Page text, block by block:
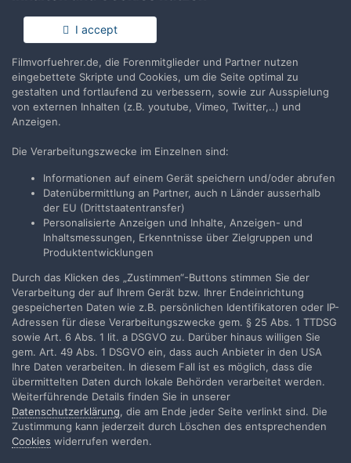
vermachte mir zu meinen Anfangszeiten des Open Air Kinos...
20. Juni 11 Antworten
BAUER B14 - RESTAURATION - NEUAUFBAU
Jensgantwortete aufEremitage's Thema inTechnik
Parallelität der Filmbühne hatte ich ja schon geschrieben, um das
Anschlagschraube des Objektivhalters und die zwei Schrauben...
20. Juni 751 Antworten
Filmvorführer.de via Google durchsuchen:
Sprache
Impressum / Datenschutzerklärung
Nutzungsbedingungen
Realisierung: IN-Solution
Powered by Invision Community
I accept
Filmvorfuehrer.de, die Forenmitglieder und Partner nutzen
eingebettete Skripte und Cookies, um die Seite optimal zu
gestalten und fortlaufend zu verbessern, sowie zur Ausspielung
von externen Inhalten (z.B. youtube, Vimeo, Twitter,..) und
Anzeigen.
Die Verarbeitungszwecke im Einzelnen sind:
Informationen auf einem Gerät speichern und/oder abrufen
Datenübermittlung an Partner, auch n Länder ausserhalb
der EU (Drittstaatentransfer)
Personalisierte Anzeigen und Inhalte, Anzeigen- und
Inhaltsmessungen, Erkenntnisse über Zielgruppen und
Produktentwicklungen
Durch das Klicken des „Zustimmen“-Buttons stimmen Sie der
Verarbeitung der auf Ihrem Gerät bzw. Ihrer Endeinrichtung
gespeicherten Daten wie z.B. persönlichen Identifikatoren oder IP-
Adressen für diese Verarbeitungszwecke gem. § 25 Abs. 1 TTDSG
sowie Art. 6 Abs. 1 lit. a DSGVO zu. Darüber hinaus willigen Sie
gem. Art. 49 Abs. 1 DSGVO ein, dass auch Anbieter in den USA
Ihre Daten verarbeiten. In diesem Fall ist es möglich, dass die
übermittelten Daten durch lokale Behörden verarbeitet werden.
Weiterführende Details finden Sie in unserer
Datenschutzerklärung, die am Ende jeder Seite verlinkt sind. Die
Zustimmung kann jederzeit durch Löschen des entsprechenden
Cookies widerrufen werden.